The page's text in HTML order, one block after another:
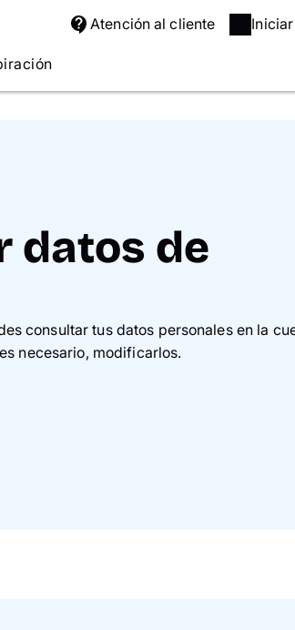
Atención al cliente
datos de
consultar tus datos personales en la
necesario, modificarlos.